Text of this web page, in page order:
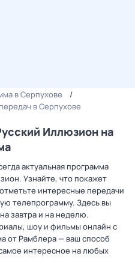
в Серпухове
в Серпухове
Иллюзион на
актуальная программа
Узнайте, что покажет
интересные передачи
телепрограмму. Здесь вы
завтра и на неделю.
шоу и фильмы онлайн с
от Рамблера — ваш способ
интересное на любых